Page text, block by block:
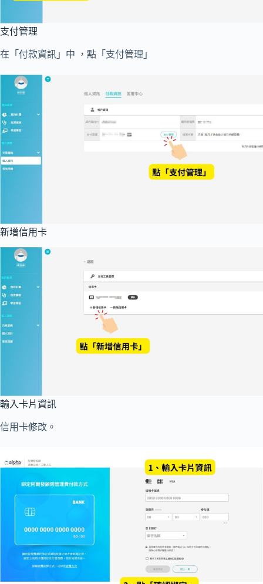
支付管理
在「付款資訊」中 ，點「支付管理」
新增信用卡
輸入卡片資訊
信用卡修改。